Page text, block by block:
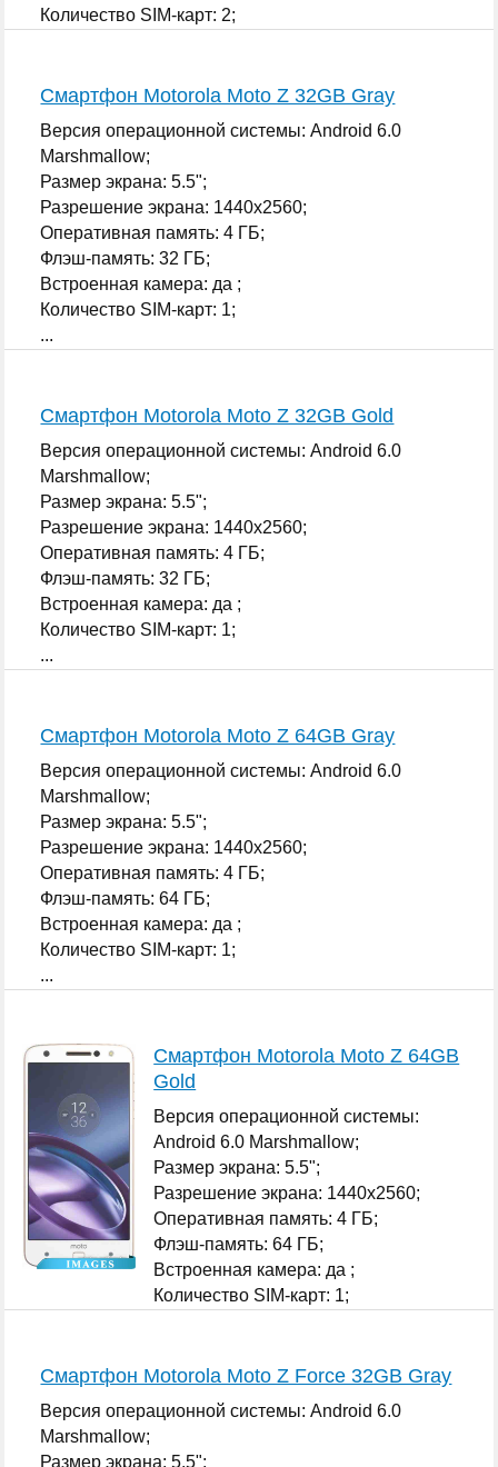
Количество SIM-карт: 2;
Смартфон Motorola Moto Z 32GB Gray
Версия операционной системы: Android 6.0
Marshmallow;
Размер экрана: 5.5";
Разрешение экрана: 1440x2560;
Оперативная память: 4 ГБ;
Флэш-память: 32 ГБ;
Встроенная камера: да ;
Количество SIM-карт: 1;
...
Смартфон Motorola Moto Z 32GB Gold
Версия операционной системы: Android 6.0
Marshmallow;
Размер экрана: 5.5";
Разрешение экрана: 1440x2560;
Оперативная память: 4 ГБ;
Флэш-память: 32 ГБ;
Встроенная камера: да ;
Количество SIM-карт: 1;
...
Смартфон Motorola Moto Z 64GB Gray
Версия операционной системы: Android 6.0
Marshmallow;
Размер экрана: 5.5";
Разрешение экрана: 1440x2560;
Оперативная память: 4 ГБ;
Флэш-память: 64 ГБ;
Встроенная камера: да ;
Количество SIM-карт: 1;
...
Смартфон Motorola Moto Z 64GB
Gold
Версия операционной системы:
Android 6.0 Marshmallow;
Размер экрана: 5.5";
Разрешение экрана: 1440x2560;
Оперативная память: 4 ГБ;
Флэш-память: 64 ГБ;
Встроенная камера: да ;
Количество SIM-карт: 1;
Смартфон Motorola Moto Z Force 32GB Gray
Версия операционной системы: Android 6.0
Marshmallow;
Размер экрана: 5.5";